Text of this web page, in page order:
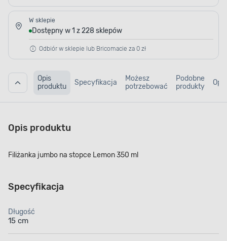
W sklepie
Dostępny w 1 z 228 sklepów
Odbiór w sklepie lub Bricomacie za 0 zł
Opis
produktu
Specyfikacja
Możesz
potrzebować
Podobne
produkty
Opis produktu
Filiżanka jumbo na stopce Lemon 350 ml
Specyfikacja
Długość
15 cm